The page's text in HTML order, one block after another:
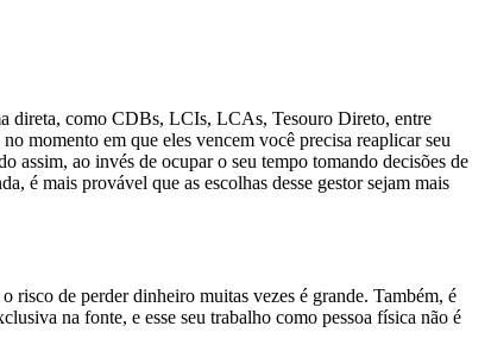
direta, como CDBs, LCIs, LCAs, Tesouro Direto, entre
momento em que eles vencem você precisa reaplicar seu
assim, ao invés de ocupar o seu tempo tomando decisões de
é mais provável que as escolhas desse gestor sejam mais
risco de perder dinheiro muitas vezes é grande. Também, é
na fonte, e esse seu trabalho como pessoa física não é